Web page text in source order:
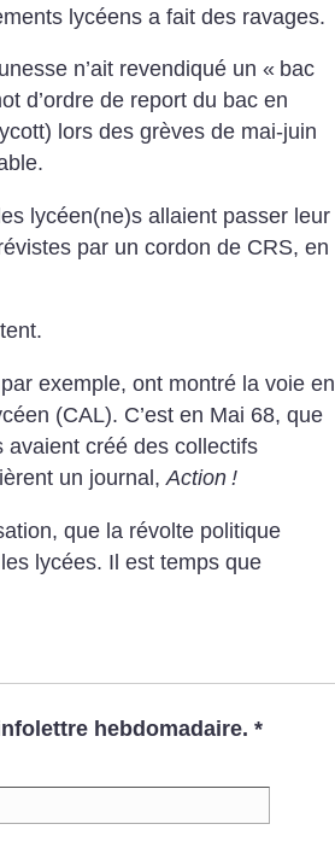
lycéens a fait des ravages.
n’ait revendiqué un « bac
d’ordre de report du bac en
lors des grèves de mai-juin
lycéen(ne)s allaient passer leur
par un cordon de CRS, en
exemple, ont montré la voie en
(CAL). C’est en Mai 68, que
créé des collectifs
un journal, Action !
que la révolte politique
lycées. Il est temps que
hebdomadaire. *